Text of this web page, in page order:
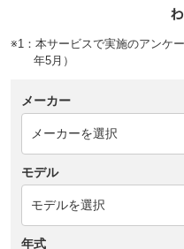
※1：本サービスで実施のアンケ
年5月）
メーカー
モデル
年式